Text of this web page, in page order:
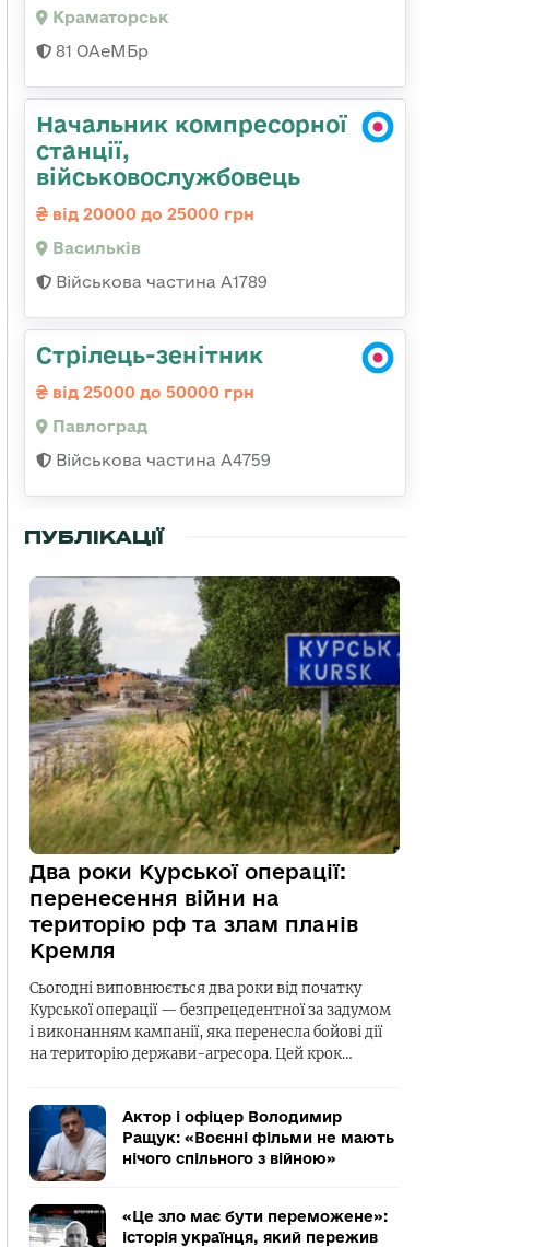
Краматорськ
81 ОАеМБр
Начальник компресорної
станції,
військовослужбовець
від 20000 до 25000 грн
Васильків
Військова частина А1789
Стрілець-зенітник
від 25000 до 50000 грн
Павлоград
Військова частина А4759
ПУБЛІКАЦІЇ
Два роки Курської операції:
перенесення війни на
територію рф та злам планів
Кремля
Сьогодні виповнюється два роки від початку
Курської операції — безпрецедентної за задумом
і виконанням кампанії, яка перенесла бойові дії
на територію держави-агресора. Цей крок…
Актор і офіцер Володимир
Ращук: «Воєнні фільми не мають
нічого спільного з війною»
«Це зло має бути переможене»:
історія українця, який пережив